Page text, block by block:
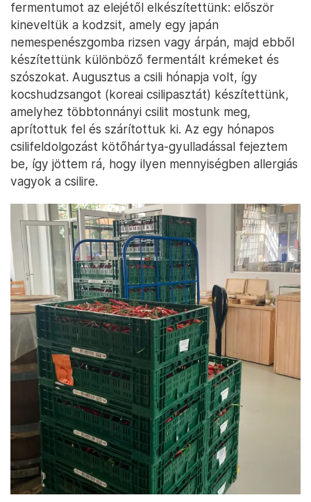
fermentumot az elejétől elkészítettünk: először
kineveltük a kodzsit, amely egy japán
nemespenészgomba rizsen vagy árpán, majd ebből
készítettünk különböző fermentált krémeket és
szószokat. Augusztus a csili hónapja volt, így
kocshudzsangot (koreai csilipasztát) készítettünk,
amelyhez többtonnányi csilit mostunk meg,
aprítottuk fel és szárítottuk ki. Az egy hónapos
csilifeldolgozást kötőhártya-gyulladással fejeztem
be, így jöttem rá, hogy ilyen mennyiségben allergiás
vagyok a csilire.